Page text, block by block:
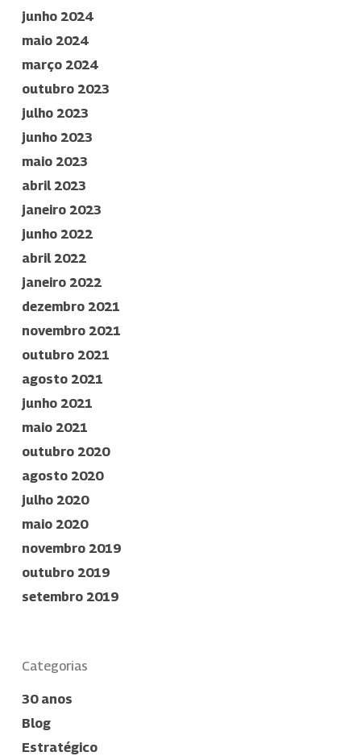
junho 2024
maio 2024
março 2024
outubro 2023
julho 2023
junho 2023
maio 2023
abril 2023
janeiro 2023
junho 2022
abril 2022
janeiro 2022
dezembro 2021
novembro 2021
outubro 2021
agosto 2021
junho 2021
maio 2021
outubro 2020
agosto 2020
julho 2020
maio 2020
novembro 2019
outubro 2019
setembro 2019
Categorias
30 anos
Blog
Estratégico